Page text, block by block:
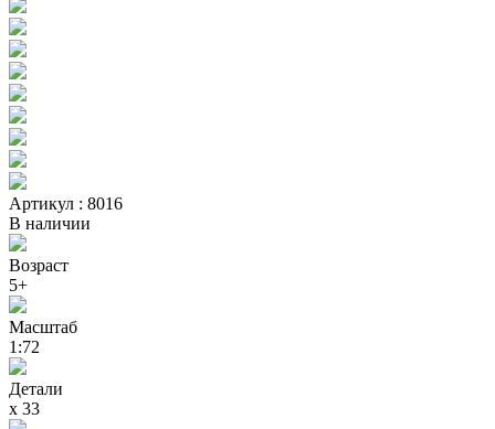
Артикул : 8016
В наличии
Возраст
5+
Масштаб
1:72
Детали
х 33